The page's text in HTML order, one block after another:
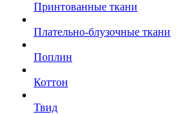
Принтованные ткани
Плательно-блузочные ткани
Поплин
Коттон
Твид